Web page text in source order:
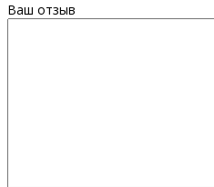
Ваш отзыв